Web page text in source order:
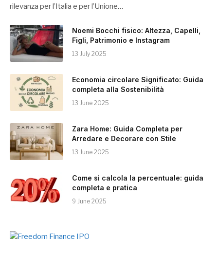
rilevanza per l’Italia e per l’Unione…
Noemi Bocchi fisico: Altezza, Capelli,
Figli, Patrimonio e Instagram
13 July 2025
Economia circolare Significato: Guida
completa alla Sostenibilità
13 June 2025
Zara Home: Guida Completa per
Arredare e Decorare con Stile
13 June 2025
Come si calcola la percentuale: guida
completa e pratica
9 June 2025